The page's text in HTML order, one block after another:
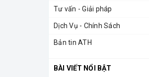
Tư vấn - Giải pháp
Dịch Vụ - Chính Sách
Bản tin ATH
BÀI VIẾT NỔI BẬT